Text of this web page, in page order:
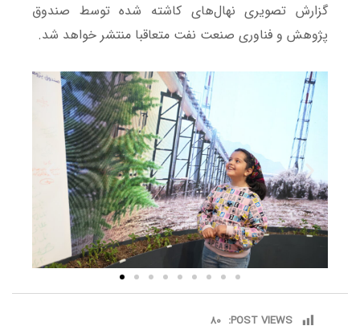
گزارش تصویری نهال‌های کاشته شده توسط صندوق
پژوهش و فناوری صنعت نفت متعاقبا منتشر خواهد شد.
POST VIEWS:
80